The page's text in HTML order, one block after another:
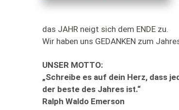
das JAHR neigt sich dem ENDE zu.
Wir haben uns GEDANKEN zum
UNSER MOTTO:
„Schreibe es auf dein Herz, dass
der beste des Jahres ist.“
Ralph Waldo Emerson